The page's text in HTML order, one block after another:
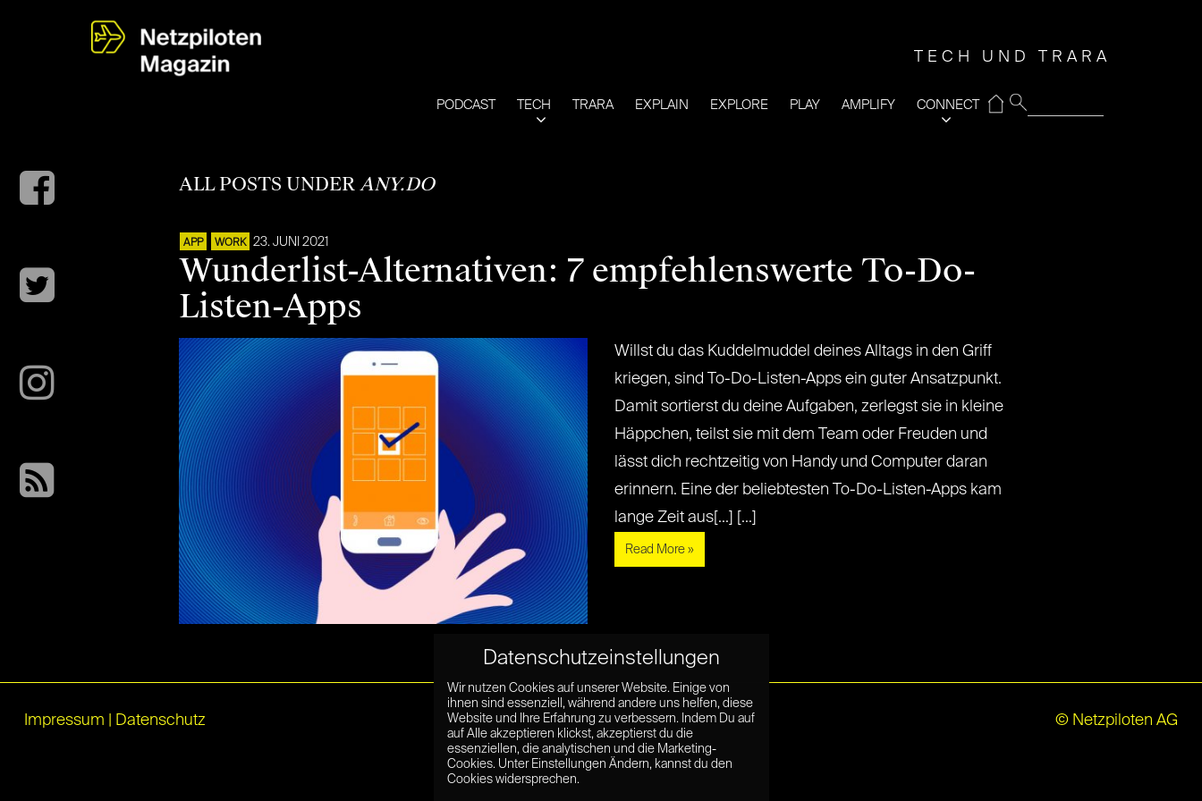
TECH UND TRARA
PODCAST TECH TRARA EXPLAIN EXPLORE PLAY AMPLIFY CONNECT
⌂
ALL POSTS UNDERANY.DO
APP WORK 23. JUNI 2021
Wunderlist-Alternativen: 7 empfehlenswerte To-Do-
Listen-Apps
Willst du das Kuddelmuddel deines Alltags in den Griff
kriegen, sind To-Do-Listen-Apps ein guter Ansatzpunkt.
Damit sortierst du deine Aufgaben, zerlegst sie in kleine
Häppchen, teilst sie mit dem Team oder Freuden und
lässt dich rechtzeitig von Handy und Computer daran
erinnern. Eine der beliebtesten To-Do-Listen-Apps kam
lange Zeit aus[...] [...]
Read More »
Impressum Datenschutz © Netzpiloten AG
Datenschutzeinstellungen
Wir nutzen Cookies auf unserer Website. Einige von
ihnen sind essenziell, während andere uns helfen, diese
Website und Ihre Erfahrung zu verbessern. Indem Du auf
auf Alle akzeptieren klickst, akzeptierst du die
essenziellen, die analytischen und die Marketing-
Cookies. Unter Einstellungen Ändern, kannst du den
Cookies widersprechen.